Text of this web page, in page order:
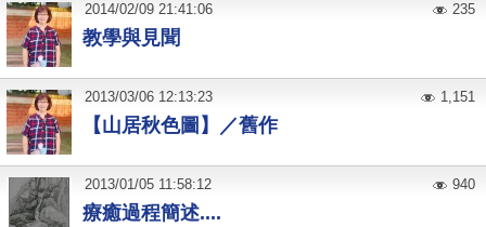
教學與見聞
2014/02/09 21:41:06 235
【山居秋色圖】／舊作
2013/03/06 12:13:23 1,151
療癒過程簡述....
2013/01/05 11:58:12 940